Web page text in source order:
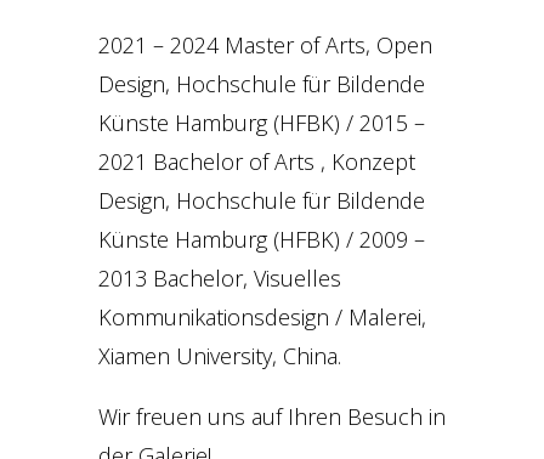
2021 – 2024 Master of Arts, Open
Design, Hochschule für Bildende
Künste Hamburg (HFBK) / 2015 –
2021 Bachelor of Arts , Konzept
Design, Hochschule für Bildende
Künste Hamburg (HFBK) / 2009 –
2013 Bachelor, Visuelles
Kommunikationsdesign / Malerei,
Xiamen University, China.
Wir freuen uns auf Ihren Besuch in